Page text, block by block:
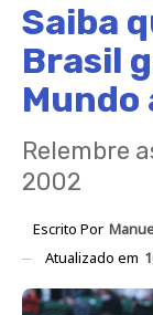
Saiba
Brasil
Mundo
Relembre
2002
Escrito Por
Atualizado em